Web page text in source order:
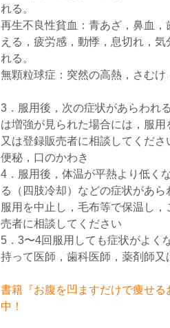
れる。
再生不良性貧血：青あざ，鼻血
える，疲労感，動悸，息切れ，
れる。
無顆粒球症：突然の高熱，さむけ
3．服用後，次の症状があらわれ
は増強が見られた場合には，服
又は登録販売者に相談してくださ
便秘，口のかわき
4．服用後，体温が平熱より低く
る（四肢冷却）などの症状があ
服用を中止し，毛布等で保温し
売者に相談してください
5．3〜4回服用しても症状がよく
持って医師，歯科医師，薬剤師
書籍『お腹を凹ますだけで痩せ
中！